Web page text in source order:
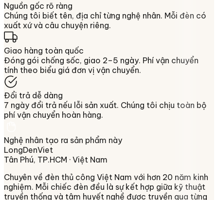
Nguồn gốc rõ ràng
Chúng tôi biết tên, địa chỉ từng nghệ nhân. Mỗi đèn có
xuất xứ và câu chuyện riêng.
Giao hàng toàn quốc
Đóng gói chống sốc, giao 2–5 ngày. Phí vận chuyển
tính theo biểu giá đơn vị vận chuyển.
Đổi trả dễ dàng
7 ngày đổi trả nếu lỗi sản xuất. Chúng tôi chịu toàn bộ
phí vận chuyển hoàn hàng.
Nghệ nhân tạo ra sản phẩm này
LongDenViet
Tân Phú, TP.HCM · Việt Nam
Chuyên về đèn thủ công Việt Nam với hơn 20 năm kinh
nghiệm. Mỗi chiếc đèn đều là sự kết hợp giữa kỹ thuật
truyền thống và tâm huyết nghề được truyền qua từng